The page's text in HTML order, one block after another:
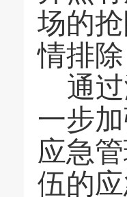
场的抢
情排除
通
一步
应急
伍的